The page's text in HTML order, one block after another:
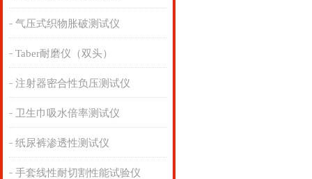
气压式织物胀破测试仪
Taber耐磨仪（双头）
注射器密合性负压测试仪
卫生巾吸水倍率测试仪
纸尿裤渗透性测试仪
手套线性耐切割性能试验仪